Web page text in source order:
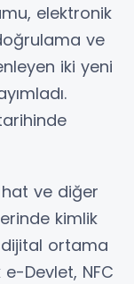
elektronik
ve
iki yeni
ve diğer
kimlik
ortama
e-Devlet, NFC